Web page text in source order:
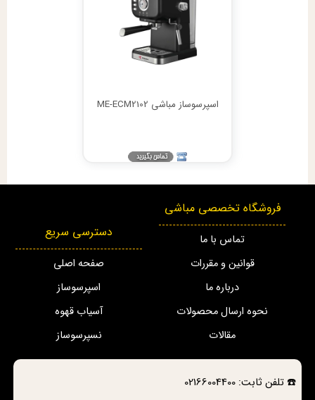
اسپرسوساز مباشی ME-ECM2102
فروشگاه تخصصی مباشی
تماس با ما
قوانین و مقررات
درباره ما
نحوه ارسال محصولات
مقالات
دسترسی سریع
صفحه اصلی
اسپرسوساز
آسیاب قهوه
نسپرسوساز
☎️تلفن ثابت:02166004400